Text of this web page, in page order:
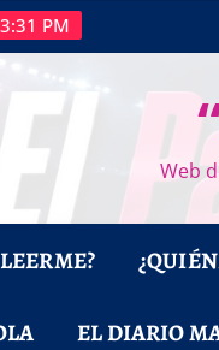
PM
Web
EL DIARIO